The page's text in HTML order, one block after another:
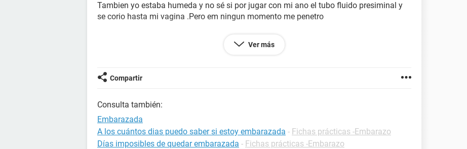
Tambien yo estaba humeda y no sé si por jugar con mi ano el tubo fluido presiminal y
se corio hasta mi vagina .Pero em ningun momento me penetro
Estaba ovulando, no hubo penetración y mucho menos juego con mi vagina
vagina puedo quedar embarazada ?
Ver más
Compartir
Consulta también:
Embarazada
A los cuántos dias puedo saber si estoy embarazada - Fichas prácticas -Embarazo
Días imposibles de quedar embarazada - Fichas prácticas -Embarazo